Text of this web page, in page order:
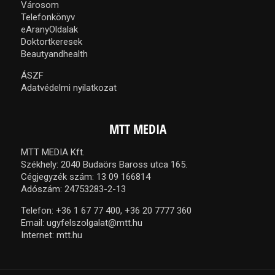
Városom
Telefonkönyv
eAranyOldalak
Doktortkeresek
Beautyandhealth
ÁSZF
Adatvédelmi nyilatkozat
MTT MEDIA
MTT MEDIA Kft.
Székhely: 2040 Budaörs Baross utca 165.
Cégjegyzék szám: 13 09 166814
Adószám: 24753283-2-13
Telefon: +36 1 67 77 400, +36 20 7777 360
Email: ugyfelszolgalat@mtt.hu
Internet: mtt.hu